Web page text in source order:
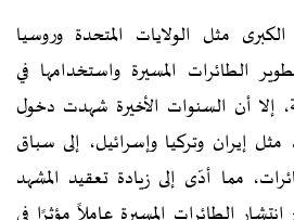
مثل الولايات المتحدة وروسيا
الطائرات المسيرة واستخدامها في
إلا أن السنوات الأخيرة شهدت دخول
إيران وتركيا وإسرائيل، إلى سباق
مما أدّى إلى زيادة تعقيد المشهد